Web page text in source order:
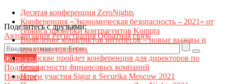
Поделитесь с друзьями:
АвторизацияРегистрацияОбратная связь
Журналы
Подписка
Полезное
Десятая конференция ZeroNights
Конференция «Экономическая безопасность – 2021» от
сервиса проверки контрагентов Kompra
Выявление конфликтов интересов – новые вызовы и
практики проверок
В Москве пройдет конференция для директоров по
безопасности финансовых компаний
Итоги участия Sigur в Securika Moscow 2021